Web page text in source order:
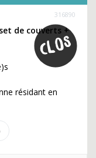
316890
de couverts +
résidant en